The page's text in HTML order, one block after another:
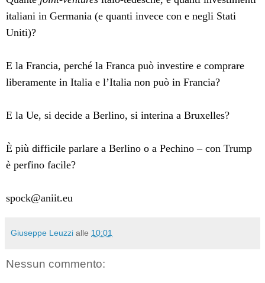
italiani in Germania (e quanti invece con e negli Stati
Uniti)?
E la Francia, perché la Franca può investire e comprare
liberamente in Italia e l’Italia non può in Francia?
E la Ue, si decide a Berlino, si interina a Bruxelles?
È più difficile parlare a Berlino o a Pechino – con Trump
è perfino facile?
spock@aniit.eu
Giuseppe Leuzzi alle 10:01
Nessun commento: